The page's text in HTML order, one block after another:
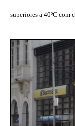
superiores a 40ºC com